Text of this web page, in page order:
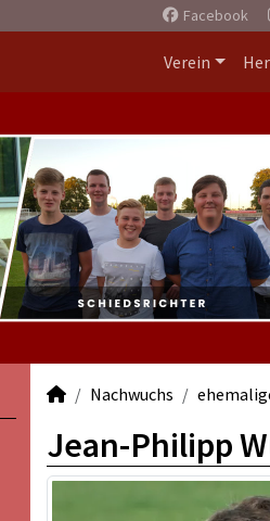
Facebook
Verein
Nachwuchs
Jean-Philipp